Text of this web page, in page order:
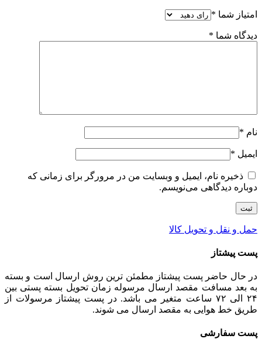
امتیاز شما *
دیدگاه شما *
نام *
ایمیل *
ذخیره نام، ایمیل و وبسایت من در مرورگر برای زمانی که
دوباره دیدگاهی می‌نویسم.
حمل و نقل و تحویل کالا
پست پیشتاز
در حال حاضر پست پیشتاز مطمئن ترین روش ارسال است و بسته
به بعد مسافت مقصد ارسال مرسوله زمان تحویل بسته پستی بین
۲۴ الی ۷۲ ساعت متغیر می باشد. در پست پیشتاز مرسولات از
طریق خط هوایی به مقصد ارسال می شوند.
پست سفارشی